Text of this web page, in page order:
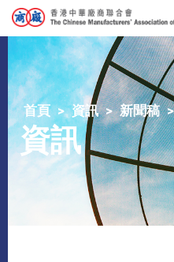
首頁 資訊 新聞稿
資訊